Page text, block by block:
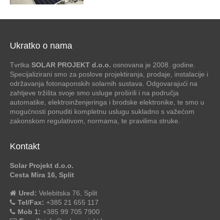
Ukratko o nama
Tvrtka SOLAR PROJEKT d.o.o. osnovana je 2008. godine.
Specijalizirani smo za poslove projektiranja, prodaje, instalacije i
održavanja fotonaponskih solarnih sustava. Odgovarajući na
zahtjeve tržišta svoje smo usluge proširili i na područja
automatike, elektroinženjeringa i brodske elektronike, te smo u
mogućnosti ponuditi kompletnu uslugu sukladno s važećom
zakonskom regulativom, normama, te pravilima struke.
Kontakt
Solar Projekt d.o.o.
Cesta Mira 16, Split
Ured: Velebitska 76, Split
Tel/Fax: +385 21 655 117
Mob 1: +385 99 705 7900